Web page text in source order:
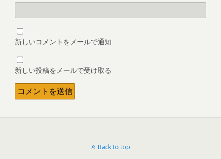
新しいコメントをメールで通知
新しい投稿をメールで受け取る
Back to top